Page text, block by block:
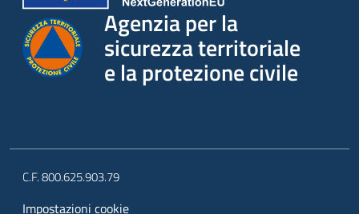
Agenzia per la
sicurezza territoriale
e la protezione civile
C.F. 800.625.903.79
Impostazioni cookie